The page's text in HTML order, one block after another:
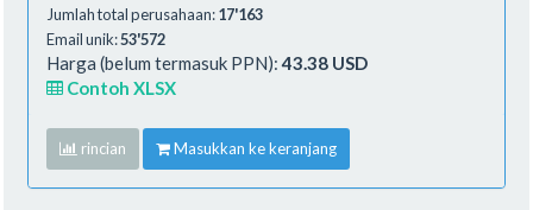
Jumlah total perusahaan:17'163
Email unik:53'572
Harga (belum termasuk PPN):43.38 USD
Contoh XLSX
rincian Masukkan ke keranjang